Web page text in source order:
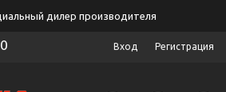
дилер производителя
Вход Регистрация